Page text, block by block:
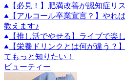
【必見！】肥満改善が認知症リ
【アルコール卒業宣言？】やれ
教えます♪
【推し活でやせる】ライブで楽
【栄養ドリンクとは何が違う？
てもっと知りたい！
ビューティー